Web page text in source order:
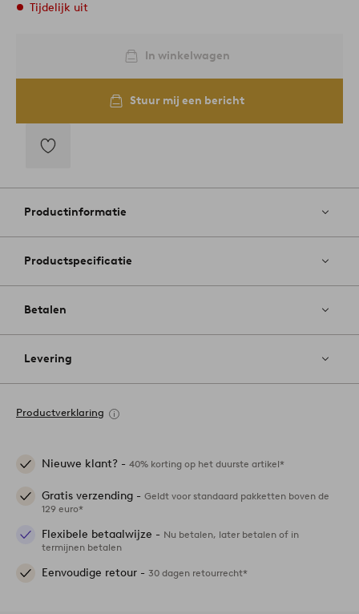
Tijdelijk uit
In winkelwagen
Stuur mij een bericht
aan
favorieten
Productinformatie
Productspecificatie
Betalen
Levering
Productverklaring
Nieuwe klant? - 40% korting op het duurste artikel*
Gratis verzending - Geldt voor standaard pakketten boven de
129 euro*
Flexibele betaalwijze - Nu betalen, later betalen of in
termijnen betalen
Eenvoudige retour - 30 dagen retourrecht*